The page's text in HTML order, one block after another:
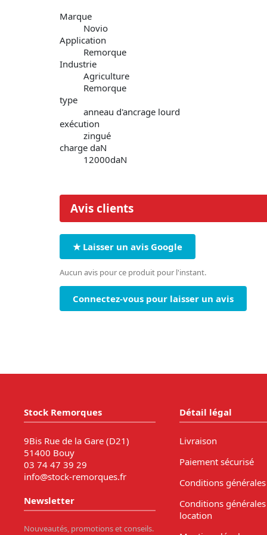
Marque
Novio
Application
Remorque
Industrie
Agriculture
Remorque
type
anneau d'ancrage lourd
exécution
zingué
charge daN
12000daN
Avis clients
★ Laisser un avis Google
Aucun avis pour ce produit pour l'instant.
Connectez-vous pour laisser un avis
Stock Remorques
9Bis Rue de la Gare (D21)
51400 Bouy
03 74 47 39 29
info@stock-remorques.fr
Newsletter
Nouveautés, promotions et conseils.
Détail légal
Livraison
Paiement sécurisé
Conditions
Conditions
location